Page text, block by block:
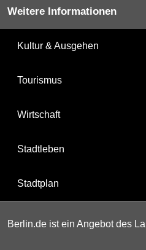
Weitere Informationen
Kultur & Ausgehen
Tourismus
Wirtschaft
Stadtleben
Stadtplan
Berlin.de ist ein Angebot des